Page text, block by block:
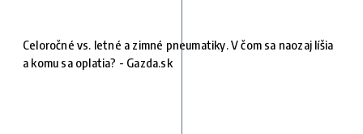
Celoročné vs. letné a zimné pneumatiky. V čom sa naozaj líšia
a komu sa oplatia? - Gazda.sk